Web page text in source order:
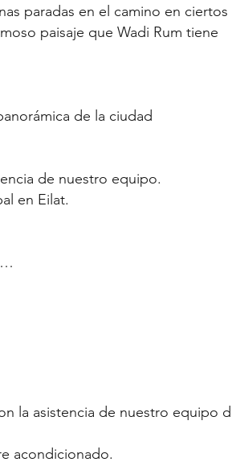
paradas en el camino en ciertos
paisaje que Wadi Rum tiene
de la ciudad
de nuestro equipo.
en Eilat.
…
la asistencia de nuestro equipo
acondicionado.